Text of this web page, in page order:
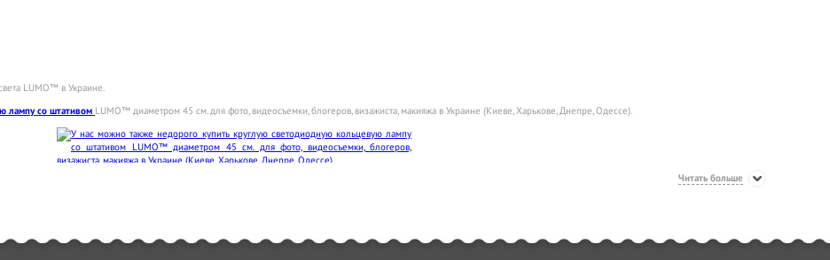
LUMO™ в Украине.
лампу со штативом LUMO™ диаметром 45 см. для фото, видеосъемки, блогеров, визажиста, макияжа в Украине (Киеве, Харькове, Днепре, Одессе).
Читать больше